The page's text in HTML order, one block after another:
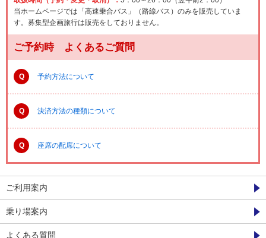
当ホームページでは「高速乗合バス」（路線バス）のみを販売していま
す。募集型企画旅行は販売をしておりません。
ご予約時 よくあるご質問
Q 予約方法について
Q 決済方法の種類について
Q 座席の配席について
ご利用案内
乗り場案内
よくある質問